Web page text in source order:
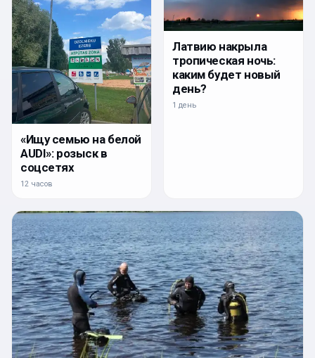
«Ищу семью на белой
AUDI»: розыск в
соцсетях
12 часов
Латвию накрыла
тропическая ночь:
каким будет новый
день?
1 день